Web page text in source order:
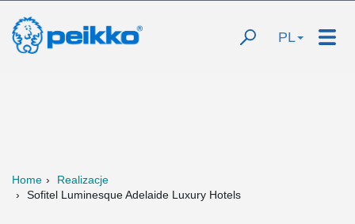
PL
Home
Realizacje
Sofitel Luminesque Adelaide Luxury Hotels